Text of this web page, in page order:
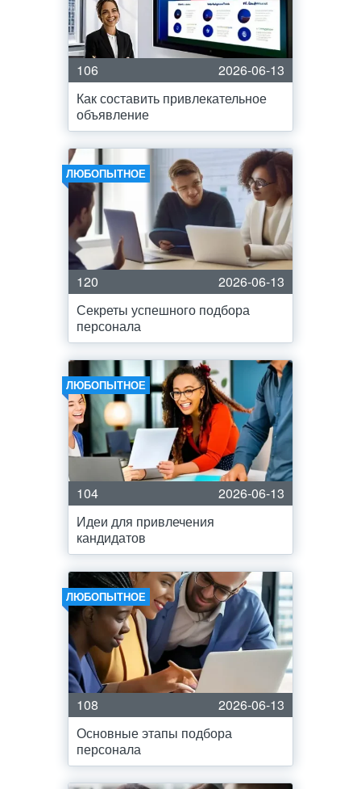
106
2026-06-13
Как составить привлекательное
объявление
ЛЮБОПЫТНОЕ
120
2026-06-13
Секреты успешного подбора
персонала
ЛЮБОПЫТНОЕ
104
2026-06-13
Идеи для привлечения
кандидатов
ЛЮБОПЫТНОЕ
108
2026-06-13
Основные этапы подбора
персонала